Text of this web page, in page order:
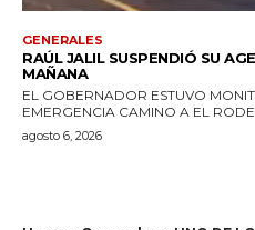
GENERALES
RAÚL JALIL SUSPENDIÓ SU
MAÑANA
EL GOBERNADOR ESTUVO
agosto 6, 2026